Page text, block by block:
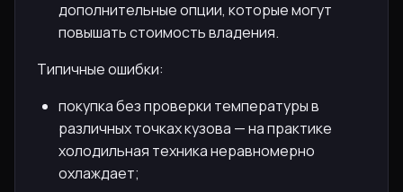
дополнительные опции, которые могут
повышать стоимость владения.
Типичные ошибки:
покупка без проверки температуры в
различных точках кузова — на практике
холодильная техника неравномерно
охлаждает;